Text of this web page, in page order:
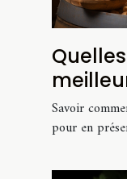
pour
Savoir
pour en